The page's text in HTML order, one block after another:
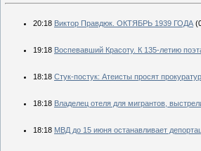
20:18 Виктор Правдюк. ОКТЯБРЬ 1939 ГОДА
19:18 Воспевавший Красоту. К 135-летию
18:18 Стук-постук: Атеисты просят
18:18 Владелец отеля для мигрантов,
18:18 МВД до 15 июня останавливает